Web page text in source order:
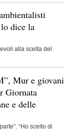
dice la
alla scelta del
Mur e giovani
Giornata
e delle
“Ho scelto di